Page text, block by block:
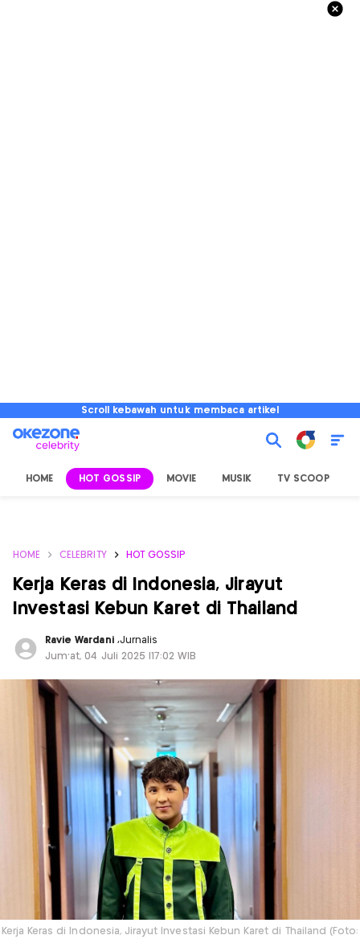
Scroll kebawah untuk membaca artikel
HOME HOT GOSSIP MOVIE MUSIK TV SCOOP
HOME CELEBRITY HOT GOSSIP
Kerja Keras di Indonesia, Jirayut
Investasi Kebun Karet di Thailand
Ravie Wardani ,Jurnalis
Jum'at, 04 Juli 2025 |17:02 WIB
Kerja Keras di Indonesia, Jirayut Investasi Kebun Karet di Thailand (Foto: